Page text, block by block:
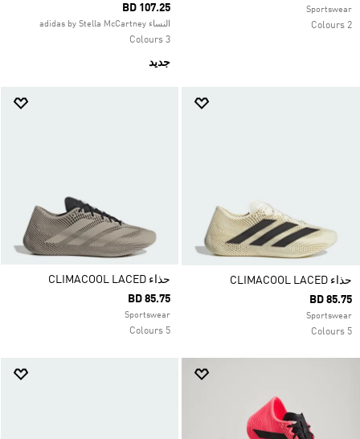
Sportswear
2 Colours
BD 107.25
النساء adidas by Stella McCartney
3 Colours
جديد
حذاء CLIMACOOL LACED
BD 85.75
Sportswear
5 Colours
حذاء CLIMACOOL LACED
BD 85.75
Sportswear
5 Colours